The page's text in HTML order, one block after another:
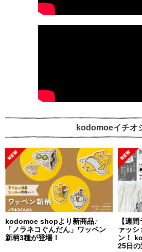
kodomoeイチオ
kodomoe shopより新商品♪
「ノラネコぐんだん」ワッペン
新柄3種が登場！
【週
ァッ
ン！
25日